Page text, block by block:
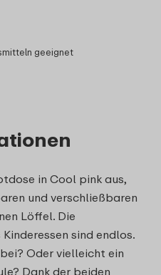
in Cool pink aus,
und verschließbaren
Löffel. Die
sind endlos.
Oder vielleicht ein
Dank der beiden
geeignet